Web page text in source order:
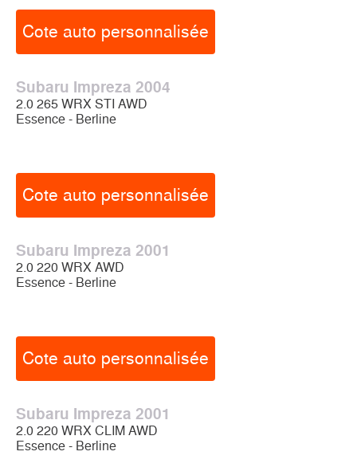
Cote auto personnalisée
Subaru Impreza 2004
2.0 265 WRX STI AWD
Essence - Berline
Cote auto personnalisée
Subaru Impreza 2001
2.0 220 WRX AWD
Essence - Berline
Cote auto personnalisée
Subaru Impreza 2001
2.0 220 WRX CLIM AWD
Essence - Berline